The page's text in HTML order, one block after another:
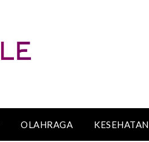
OLAHRAGA KESEHATAN